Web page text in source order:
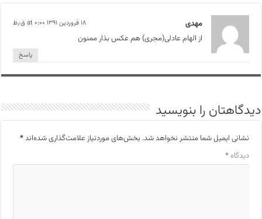
مهدی ۱۸ فروردین ۱۳۹۱ at ۰:۰۰ ق٫ظ
از الهام عادلی(مجری) هم عکس بذار ممنون
پاسخ
دیدگاهتان را بنویسید
نشانی ایمیل شما منتشر نخواهد شد. بخش‌های موردنیاز علامت‌گذاری شده‌اند*
دیدگاه*